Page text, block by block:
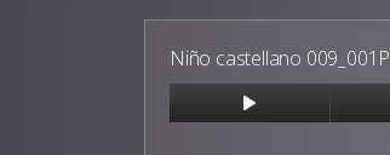
Niño castellano 009_001P